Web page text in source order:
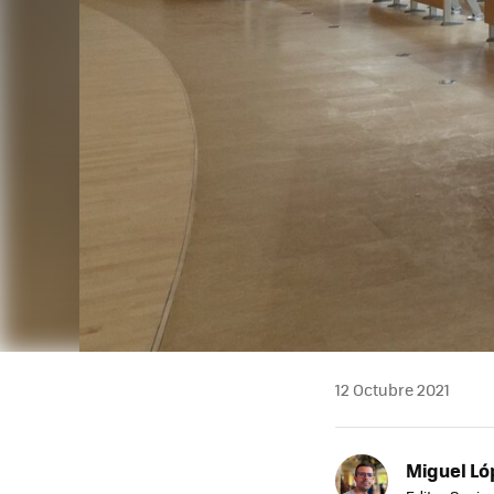
12 Octubre 2021
Miguel